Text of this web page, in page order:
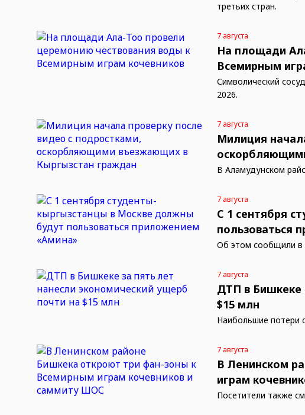
третьих стран.
7 августа
На площади
Всемирным
Символический
2026.
7 августа
Милиция
В Аламудунском
7 августа
С 1 сентября
пользоваться
Об этом сообщили в
7 августа
ДТП в Бишкеке
$15 млн
Наибольшие потери
7 августа
В Ленинском
играм
Посетители также